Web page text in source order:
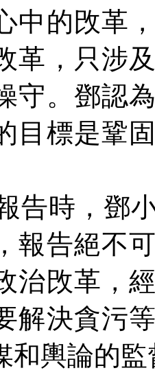
中的攺革
革，只涉
守。鄧認
目標是鞏
告時，鄧
報告絕不
治攺革，
解決貪污
和輿論的